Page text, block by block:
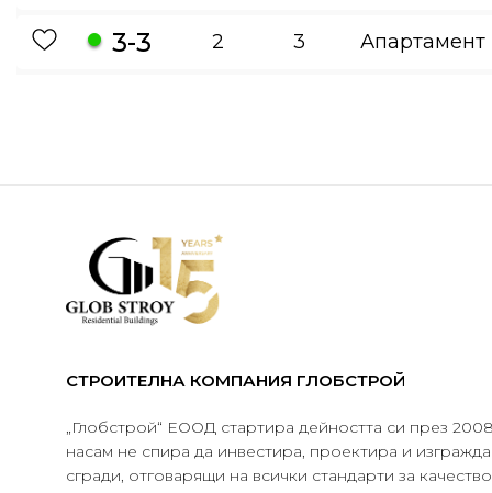
3-3 2 3 Апартамент
СТРОИТЕЛНА КОМПАНИЯ ГЛОБСТРОЙ
„Глобстрой“ ЕООД стартира дейността си през
насам не спира да инвестира, проектира и
сгради, отговарящи на всички стандарти за